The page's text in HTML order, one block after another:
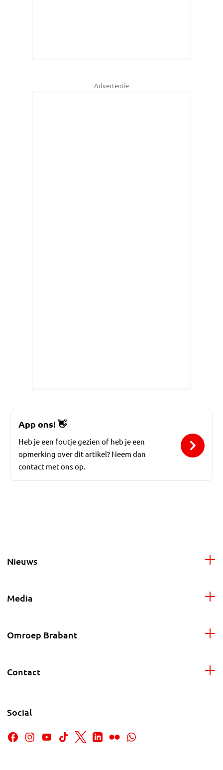
Advertentie
App ons!👋
Heb je een foutje gezien of heb je een
opmerking over dit artikel? Neem dan
contact met ons op.
Nieuws
Media
Omroep Brabant
Contact
Social